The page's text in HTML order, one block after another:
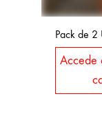
Pack de 2
Accede